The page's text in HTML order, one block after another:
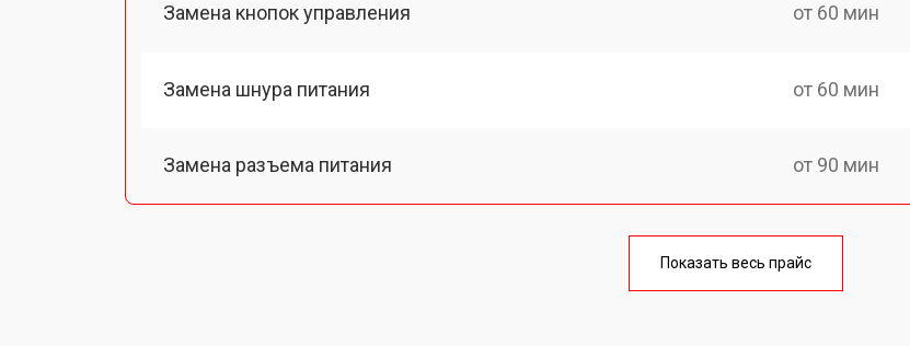
Замена кнопок управления от 60 мин
Замена шнура питания от 60 мин
Замена разъема питания от 90 мин
от 70 мин
Показать весь прайс